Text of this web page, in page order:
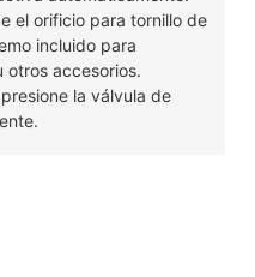
el orificio para tornillo de
incluido para
otros accesorios.
la válvula de